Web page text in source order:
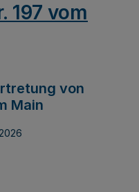
197 vom
von
Main